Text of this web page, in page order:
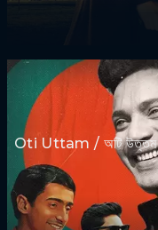
Oti Uttam / অটি উত্তম